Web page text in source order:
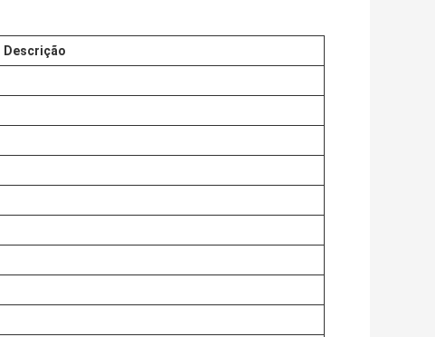
Descrição